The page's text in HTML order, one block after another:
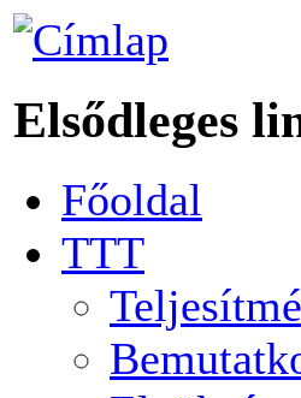
Elsődleges
Főoldal
TTT